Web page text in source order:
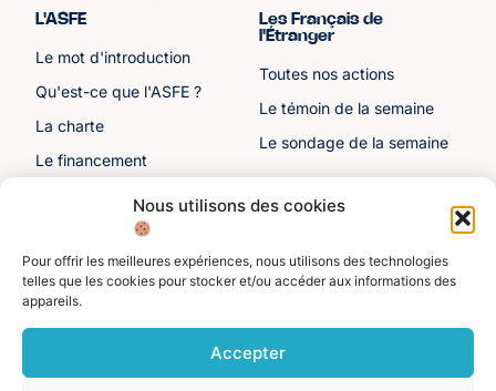
Nous utilisons des cookies
Pour offrir les meilleures expériences, nous utilisons des technologies
telles que les cookies pour stocker et/ou accéder aux informations des
appareils.
Accepter
L'ASFE
Le mot d'introduction
Qu'est-ce que l'ASFE ?
La charte
Le financement
Les sénateurs
Les Français de
l'Étranger
Toutes nos actions
Le témoin de la semaine
Le sondage de la semaine
Autre liens
Toutes les ressources
Contactez-nous
Divers
personnelles
Mentions légales